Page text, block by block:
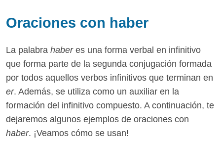
Oraciones con haber
La palabra haberes una forma verbal en infinitivo
que forma parte de la segunda conjugación formada
por todos aquellos verbos infinitivos que terminan en
er. Además, se utiliza como un auxiliar en la
formación del infinitivo compuesto. A continuación, te
dejaremos algunos ejemplos de oraciones con
haber. ¡Veamos cómo se usan!